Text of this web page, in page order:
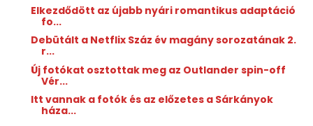
Elkezdődött az újabb nyári romantikus adaptáció
fo...
Debütált a Netflix Száz év magány sorozatának 2.
r...
Új fotókat osztottak meg az Outlander spin-off
Vér...
Itt vannak a fotók és az előzetes a Sárkányok
háza...